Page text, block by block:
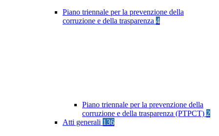
Piano triennale per la prevenzione della
corruzione e della trasparenza 4
Piano triennale per la prevenzione della
corruzione e della trasparenza (PTPCT) 2
Atti generali 136